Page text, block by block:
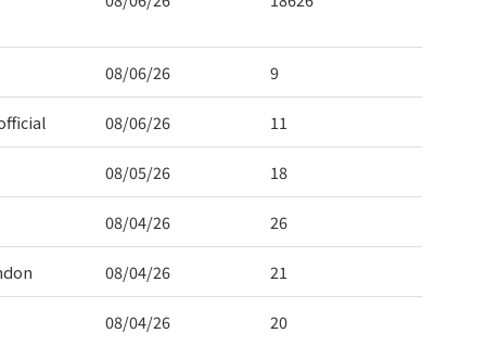
08/06/26 9
08/06/26 11
08/05/26 18
08/04/26 26
08/04/26 21
08/04/26 20